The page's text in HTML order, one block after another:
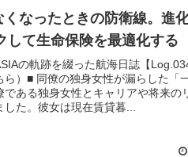
なったときの防衛線。進
して生命保険を最適化する
の軌跡を綴った航海日誌【
ら）■ 同僚の独身女性が漏らした「
である独身女性とキャリアや将来の
た。彼女は現在賃貸暮...